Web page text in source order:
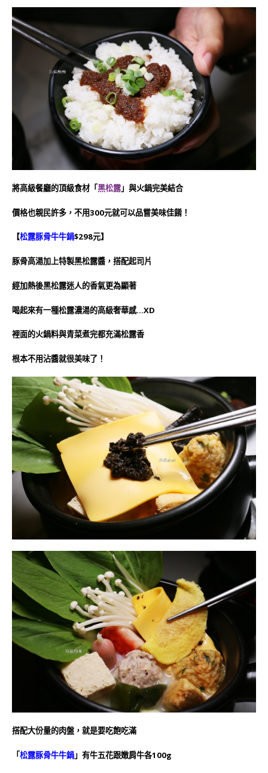
將高級餐廳的頂級食材「黑松露」 與火鍋完美結合
價格也親民許多，不用300元就可以品嘗美味佳餚！
【松露豚骨牛牛鍋$298元】
豚骨高湯加上特製黑松露醬，搭配起司片
經加熱後黑松露迷人的香氣更為顯著
喝起來有一種松露濃湯的高級奢華感…XD
裡面的火鍋料與青菜煮完都充滿松露香
根本不用沾醬就很美味了！
搭配大份量的肉盤，就是要吃飽吃滿
「松露豚骨牛牛鍋」 有牛五花跟嫩肩牛各100g